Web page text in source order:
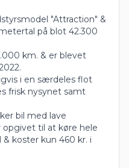
"Attraction" &
på blot 42.300
km. & er blevet
i en særdeles flot
frisk nysynet samt
bil med lave
til at køre hele
& koster kun 460 kr. i